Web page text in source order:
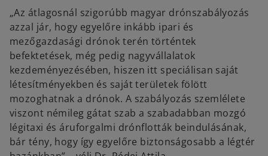
„Az átlagosnál szigorúbb magyar drónszabályozás
azzal jár, hogy egyelőre inkább ipari és
mezőgazdasági drónok terén történtek
befektetések, még pedig nagyvállalatok
kezdeményezésében, hiszen itt speciálisan saját
létesítményekben és saját területek fölött
mozoghatnak a drónok. A szabályozás szemlélete
viszont némileg gátat szab a szabadabban mozgó
légitaxi és áruforgalmi drónflották beindulásának,
bár tény, hogy így egyelőre biztonságosabb a légtér